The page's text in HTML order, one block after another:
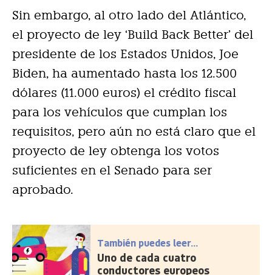
Sin embargo, al otro lado del Atlántico,
el proyecto de ley ‘Build Back Better’ del
presidente de los Estados Unidos, Joe
Biden, ha aumentado hasta los 12.500
dólares (11.000 euros) el crédito fiscal
para los vehículos que cumplan los
requisitos, pero aún no está claro que el
proyecto de ley obtenga los votos
suficientes en el Senado para ser
aprobado.
También puedes leer...
Uno de cada cuatro
conductores europeos